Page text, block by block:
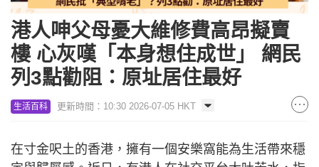
港人呻父母憂大維修費高昂擬賣
樓 心灰嘆「本身想住成世」 網民
列3點勸阻：原址居住最好
生活百科 更新時間：10:30 2026-07-05 HKT
在寸金呎土的香港，擁有一個安樂窩能為生活帶來穩